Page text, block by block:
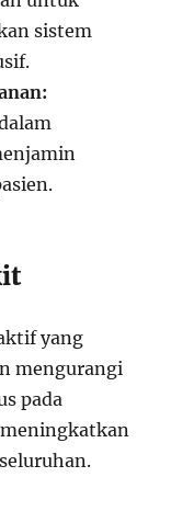
sistem
yang
mengurangi
pada